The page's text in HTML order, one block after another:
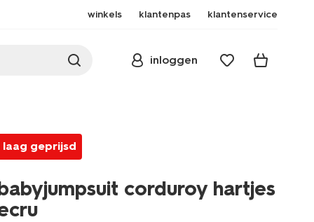
winkels klantenpas klantenservice
inloggen
laag geprijsd
corduroy hartjes